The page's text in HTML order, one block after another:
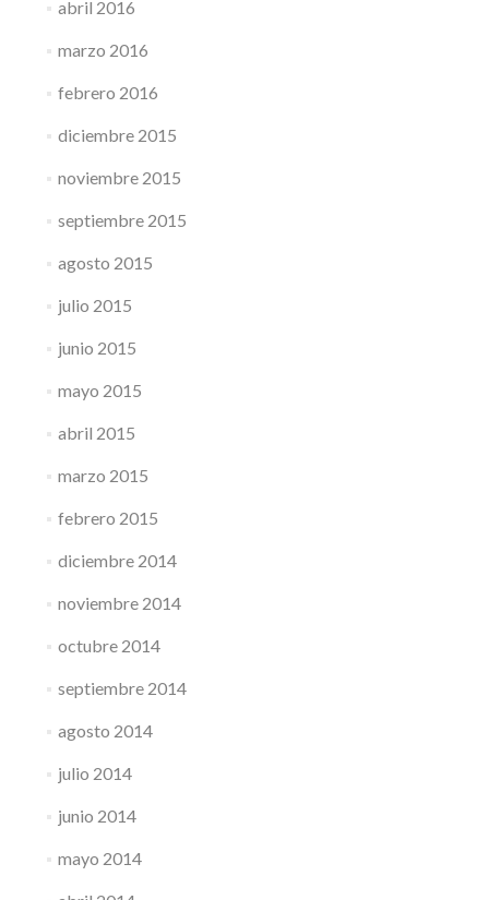
abril 2016
marzo 2016
febrero 2016
diciembre 2015
noviembre 2015
septiembre 2015
agosto 2015
julio 2015
junio 2015
mayo 2015
abril 2015
marzo 2015
febrero 2015
diciembre 2014
noviembre 2014
octubre 2014
septiembre 2014
agosto 2014
julio 2014
junio 2014
mayo 2014